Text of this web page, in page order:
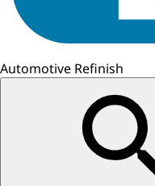
Automotive Refinish